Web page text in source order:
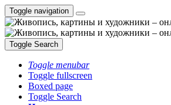
Toggle navigation
Toggle Search
Toggle menubar
Toggle fullscreen
Boxed page
Toggle Search